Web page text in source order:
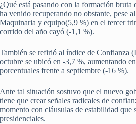
¿Qué está pasando con la formación bruta
ha venido recuperando no obstante, pese
Maquinaria y equipo(5,9 %) en el tercer
corrido del año cayó (-1,1 %).
También se refirió al índice de Confianza
octubre se ubicó en -3,7 %, aumentando
porcentuales frente a septiembre (-16 %).
Ante tal situación sostuvo que el nuevo
tiene que crear señales radicales de
momento con cláusulas de estabilidad que
presidenciales.